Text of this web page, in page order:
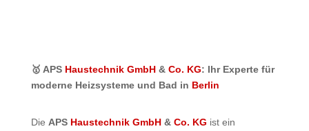
🥇 APS Haustechnik GmbH& Co. KG: Ihr Experte für
moderne Heizsysteme und Bad in Berlin
Die APS Haustechnik GmbH& Co. KG ist ein